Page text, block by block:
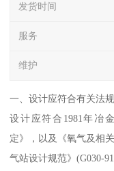
发货时间
服务
维护
一、设计应符合有关法
设计应符合1981年冶
定》，以及《氧气及相
气站设计规范》(G030-